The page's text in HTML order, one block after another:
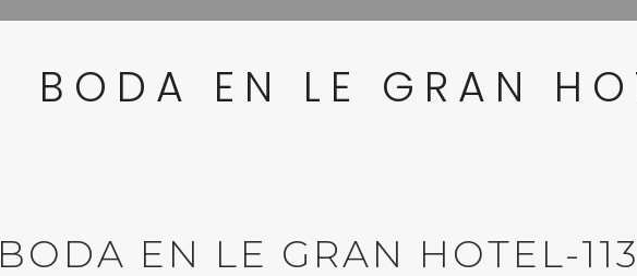
BODA EN LE GRAN
BODA EN LE GRAN HOTEL-113